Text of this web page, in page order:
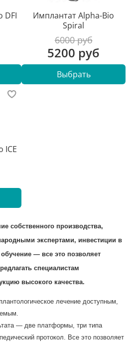
DFI
Имплантат Alpha-Bio
Spiral
6000 руб
5200 руб
Выбрать
ICE
собственного производства,
экспертами, инвестиции в
— все это позволяет
специалистам
высокого качества.
лечение доступным,
— две платформы, три типа
протокол. Все это позволяет